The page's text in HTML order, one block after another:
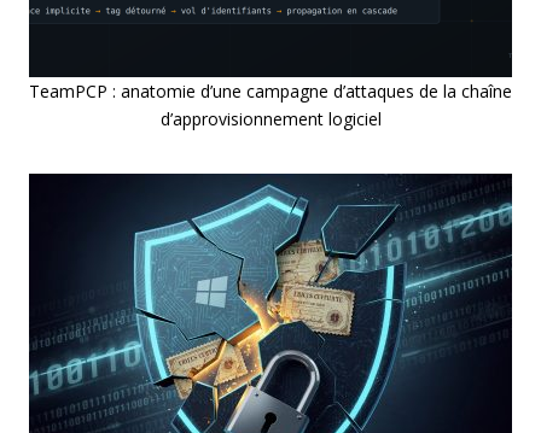
TeamPCP : anatomie d’une campagne d’attaques de la chaîne
d’approvisionnement logiciel